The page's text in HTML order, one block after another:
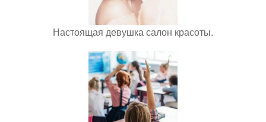
Настоящая девушка салон красоты.